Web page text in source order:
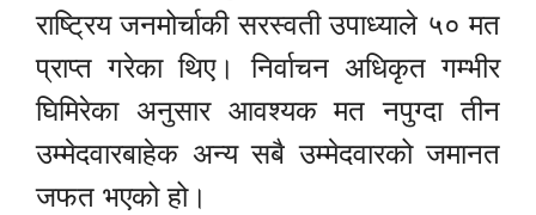
राष्ट्रिय जनमोर्चाकी सरस्वती उपाध्याले ५० मत
प्राप्त गरेका थिए। निर्वाचन अधिकृत गम्भीर
घिमिरेका अनुसार आवश्यक मत नपुग्दा तीन
उम्मेदवारबाहेक अन्य सबै उम्मेदवारको जमानत
जफत भएको हो।